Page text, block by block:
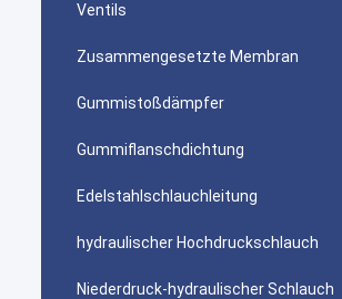
Ventils
Zusammengesetzte Membran
Gummistoßdämpfer
Gummiflanschdichtung
Edelstahlschlauchleitung
hydraulischer Hochdruckschlauch
Niederdruck-hydraulischer Schlauch